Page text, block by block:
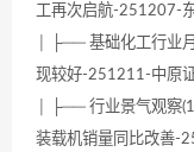
工再次启航-251207-
│ ├── 基础化工行业
现较好-251211-中原
│ ├── 行业景气观察
装载机销量同比改善-